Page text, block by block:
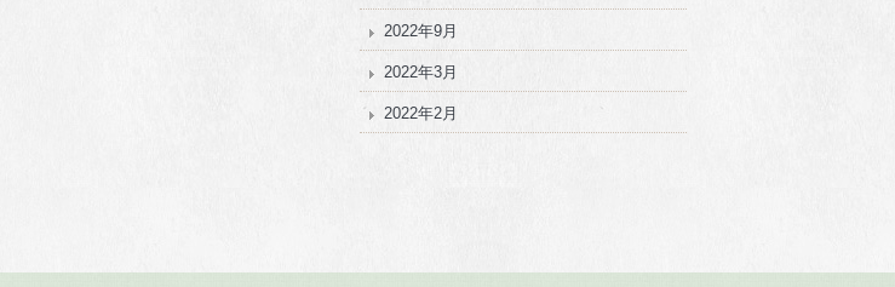
2022年9月
2022年3月
2022年2月